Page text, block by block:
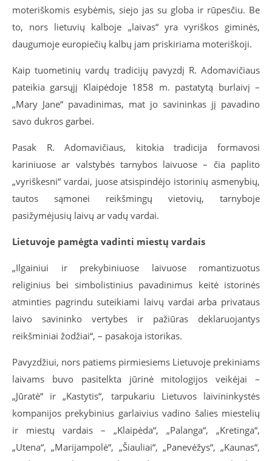
moteriškomis esybėmis, siejo jas su globa ir rūpesčiu. Be
to, nors lietuvių kalboje „laivas“ yra vyriškos giminės,
daugumoje europiečių kalbų jam priskiriama moteriškoji.
Kaip tuometinių vardų tradicijų pavyzdį R. Adomavičiaus
pateikia garsųjį Klaipėdoje 1858 m. pastatytą burlaivį –
„Mary Jane“ pavadinimas, mat jo savininkas jį pavadino
savo dukros garbei.
Pasak R. Adomavičiaus, kitokia tradicija formavosi
kariniuose ar valstybės tarnybos laivuose – čia paplito
„vyriškesni“ vardai, juose atsispindėjo istorinių asmenybių,
tautos sąmonei reikšmingų vietovių, tarnyboje
pasižymėjusių laivų ar vadų vardai.
Lietuvoje pamėgta vadinti miestų vardais
„Ilgainiui ir prekybiniuose laivuose romantizuotus
religinius bei simbolistinius pavadinimus keitė istorinės
atminties pagrindu suteikiami laivų vardai arba privataus
laivo savininko vertybes ir pažiūras deklaruojantys
reikšminiai žodžiai“, – pasakoja istorikas.
Pavyzdžiui, nors patiems pirmiesiems Lietuvoje prekiniams
laivams buvo pasitelkta jūrinė mitologijos veikėjai –
„Jūratė“ ir „Kastytis“, tarpukariu Lietuvos laivininkystės
kompanijos prekybinius garlaivius vadino šalies miestelių
ir miestų vardais – „Klaipėda“, „Palanga“, „Kretinga“,
„Utena“, „Marijampolė“, „Šiauliai“, „Panevėžys“, „Kaunas“,